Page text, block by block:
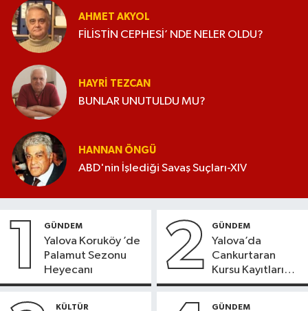
AHMET AKYOL
FİLİSTİN CEPHESİ’ NDE NELER OLDU?
HAYRI TEZCAN
BUNLAR UNUTULDU MU?
HANNAN ÖNGÜ
ABD'nin İşlediği Savaş Suçları-XIV
1 GÜNDEM
Yalova Koruköy ’de
Palamut Sezonu
Heyecanı
2 GÜNDEM
Yalova’da
Cankurtaran
Kursu Kayıtları
Başladı
KÜLTÜR GÜNDEM